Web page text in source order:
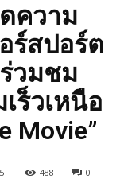
ความ
ร์สปอร์ต
วมชม
ร็วเหนือ
Movie”
488 0